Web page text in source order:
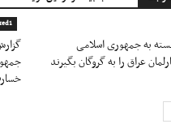
به جمهوری اسلامی
عراق را به گروگان بگیرند